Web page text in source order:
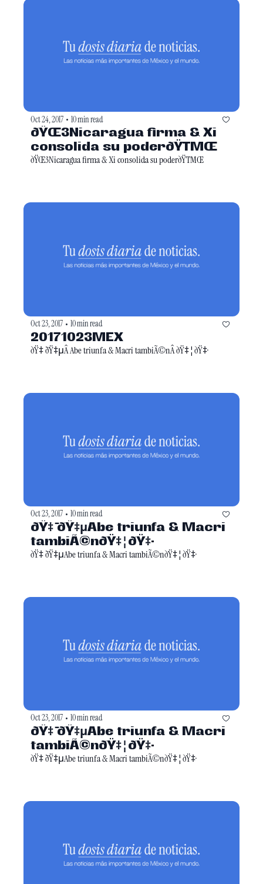
Oct 24, 2017 • 10 min read
ðŸŒ3Nicaragua firma & Xi
consolida su poderðŸTMŒ
ðŸŒ3Nicaragua firma & Xi consolida su poderðŸTMŒ
Oct 23, 2017 • 10 min read
20171023MEX
ðŸ‡ ̄ðŸ‡μÂ Abe triunfa & Macri tambiÃ©nÂ ðŸ‡¦ðŸ‡·
Oct 23, 2017 • 10 min read
ðŸ‡ ̄ðŸ‡μAbe triunfa & Macri
tambiÃ©nðŸ‡¦ðŸ‡·
ðŸ‡ ̄ðŸ‡μAbe triunfa & Macri tambiÃ©nðŸ‡¦ðŸ‡·
Oct 23, 2017 • 10 min read
ðŸ‡ ̄ðŸ‡μAbe triunfa & Macri
tambiÃ©nðŸ‡¦ðŸ‡·
ðŸ‡ ̄ðŸ‡μAbe triunfa & Macri tambiÃ©nðŸ‡¦ðŸ‡·